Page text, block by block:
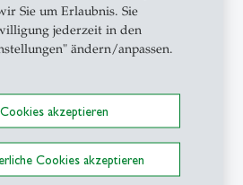
Sie um Erlaubnis. Sie
jederzeit in den
ändern/anpassen.
akzeptieren
Cookies akzeptieren
26. Juni 2025, 18–19.45
F-152
Abbt, Katja Gentinetta, Thomas
Straumann, Roger de Weck